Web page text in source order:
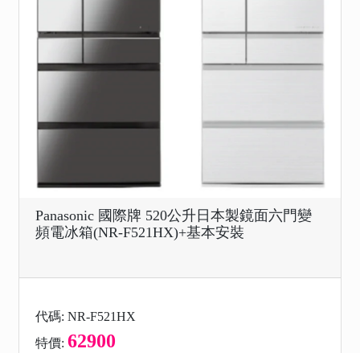
Panasonic 國際牌 520公升日本製鏡面六門變
頻電冰箱(NR-F521HX)+基本安裝
代碼: NR-F521HX
特價: 62900